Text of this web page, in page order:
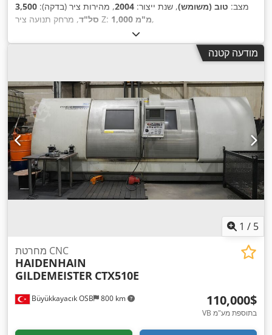
מצב: טוב (משומש), שנת ייצור: 2004, מהירות ציר (בדקה): 3,500
סל"ד , מרחק תנועה ציר Z: 1,000 מ"מ,
מודעה קטנה
1 / 5
Büyükkayacık OSB 800 km
מחרטת CNC
HAIDENHAIN
GILDEMEISTER CTX510E
‏110,000 ‏$
VB בתוספת מע"מ